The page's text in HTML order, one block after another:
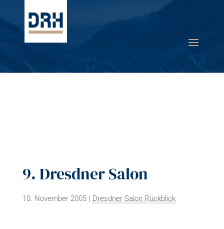
9. Dresdner Salon
10. November 2005| Dresdner Salon Rückblick